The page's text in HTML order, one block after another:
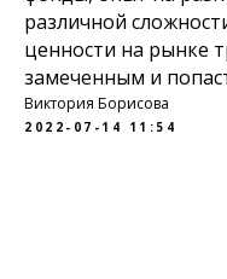
различной
ценности на рынке
замеченным и
Виктория Борисова
2022-07-14 11:54